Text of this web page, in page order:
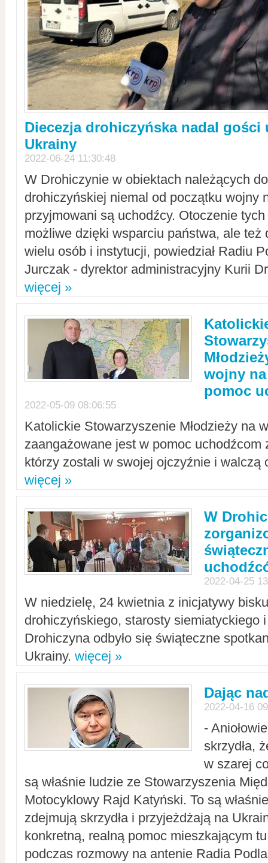
Diecezja drohiczyńska nadal gości
Ukrainy
2022-06-24 11:30:48
W Drohiczynie w obiektach należących
drohiczyńskiej niemal od początku wojny
przyjmowani są uchodźcy. Otoczenie
możliwe dzięki wsparciu państwa, ale też
wielu osób i instytucji, powiedział Radiu
Jurczak - dyrektor administracyjny Kurii
więcej »
wojny
pomoc
2022-05-09 08:06:55
Katolickie Stowarzyszenie Młodzieży na
zaangażowane jest w pomoc uchodźcom
którzy zostali w swojej ojczyźnie i walczą
więcej »
W
2022-04-25
W niedzielę, 24 kwietnia z inicjatywy
drohiczyńskiego, starosty siemiatyckiego
Drohiczyna odbyło się świąteczne
Ukrainy. więcej »
Dając
2022-04-16
-
skrzydła,
w szarej
są właśnie ludzie ze Stowarzyszenia
Motocyklowy Rajd Katyński. To są
zdejmują skrzydła i przyjeżdżają na
konkretną, realną pomoc mieszkającym
podczas rozmowy na antenie Radia